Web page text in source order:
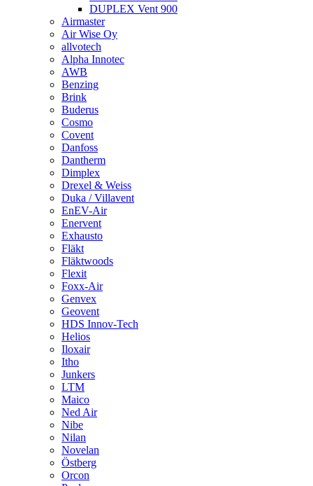
DUPLEX Vent 900
Airmaster
Air Wise Oy
allvotech
Alpha Innotec
AWB
Benzing
Brink
Buderus
Cosmo
Covent
Danfoss
Dantherm
Dimplex
Drexel & Weiss
Duka / Villavent
EnEV-Air
Enervent
Exhausto
Fläkt
Fläktwoods
Flexit
Foxx-Air
Genvex
Geovent
HDS Innov-Tech
Helios
Iloxair
Itho
Junkers
LTM
Maico
Ned Air
Nibe
Nilan
Novelan
Östberg
Orcon